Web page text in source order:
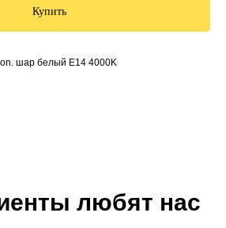
Купить
шар белый E14 4000K
любят нас